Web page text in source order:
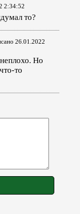
2:34:52
то?
26.01.2022
Но
то